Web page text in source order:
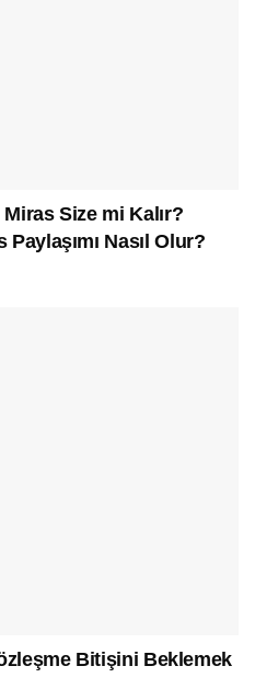
Size mi Kalır?
Nasıl Olur?
Bitişini Beklemek